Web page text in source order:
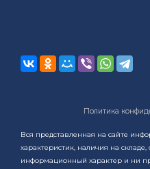
Политика
Вся представленная на сайте
характеристик, наличия на
информационный характер и ни